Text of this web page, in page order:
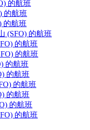
的航班
的航班
的航班
(SFO) 的航班
的航班
的航班
的航班
的航班
的航班
的航班
的航班
的航班